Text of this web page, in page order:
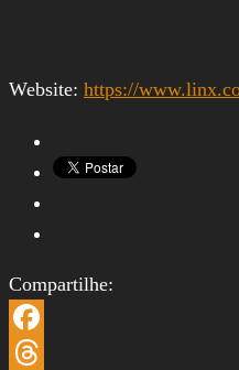
Website: https://
Compartilhe:
Facebook